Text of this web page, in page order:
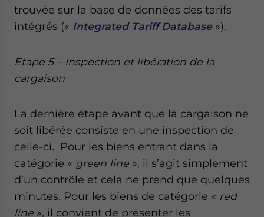
trouvée sur la base de données des tarifs
intégrés (« Integrated Tariff Database »).
Etape 5 – Inspection et libération de la
cargaison
La dernière étape avant que la cargaison ne
soit libérée consiste en une inspection de
celle-ci. Pour les biens entrant dans la
catégorie « green line », il s’agit simplement
d’un contrôle et cela ne prend que quelques
minutes. Pour les biens de catégorie « red
line », il convient de présenter les